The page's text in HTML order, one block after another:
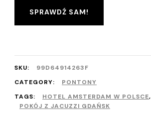
SPRAWDŹ SAM!
SKU:
99D64914263F
CATEGORY:
PONTONY
TAGS:
HOTEL AMSTERDAM W POLSCE,
POKÓJ Z JACUZZI GDAŃSK